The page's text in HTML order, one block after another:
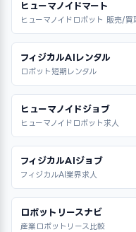
ヒューマノイドマート
ヒューマノイドロボット 販売/買
フィジカルAIレンタル
ロボット短期レンタル
ヒューマノイドジョブ
ヒューマノイドロボット求人
フィジカルAIジョブ
フィジカルAI業界求人
ロボットリースナビ
産業ロボットリース比較